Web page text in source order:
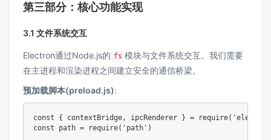
第三部分：核心功能实现
3.1 文件系统交互
Electron通过Node.js的 fs 模块与文件系统交互。我们需要
在主进程和渲染进程之间建立安全的通信桥梁。
预加载脚本(preload.js):
const { contextBridge, ipcRenderer } =
const path = require('path')